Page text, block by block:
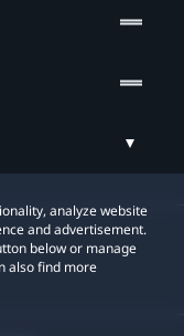
analyze website
and advertisement.
below or manage
also find more